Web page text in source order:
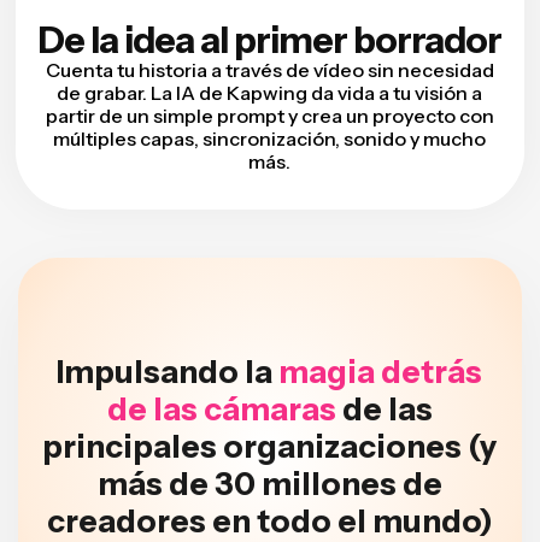
De la idea al primer borrador
Cuenta tu historia a través de vídeo sin necesidad
de grabar. La IA de Kapwing da vida a tu visión a
partir de un simple prompt y crea un proyecto con
múltiples capas, sincronización, sonido y mucho
más.
Impulsando la magia detrás
de las cámaras de las
principales organizaciones (y
más de 30 millones de
creadores en todo el mundo)